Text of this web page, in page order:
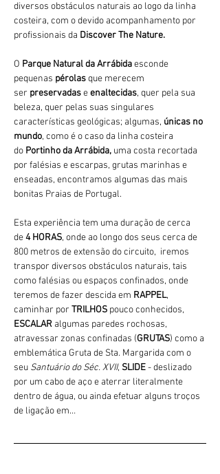
diversos obstáculos naturais ao logo da linha
costeira, com o devido acompanhamento por
profissionais da Discover The Nature.
O Parque Natural da Arrábida esconde
pequenas pérolas que merecem
ser preservadas e enaltecidas, quer pela sua
beleza, quer pelas suas singulares
características geológicas; algumas, únicas no
mundo, como é o caso da linha costeira
do Portinho da Arrábida, uma costa recortada
por falésias e escarpas, grutas marinhas e
enseadas, encontramos algumas das mais
bonitas Praias de Portugal.
Esta experiência tem uma duração de cerca
de 4 HORAS, onde ao longo dos seus cerca de
800 metros de extensão do circuito,  iremos
transpor diversos obstáculos naturais, tais
como falésias ou espaços confinados, onde
teremos de fazer descida em RAPPEL,
caminhar por TRILHOS pouco conhecidos,
ESCALAR algumas paredes rochosas,
atravessar zonas confinadas (GRUTAS) como a
emblemática Gruta de Sta. Margarida com o
seu Santuário do Séc. XVII, SLIDE - deslizado
por um cabo de aço e aterrar literalmente
dentro de água, ou ainda efetuar alguns troços
de ligação em…